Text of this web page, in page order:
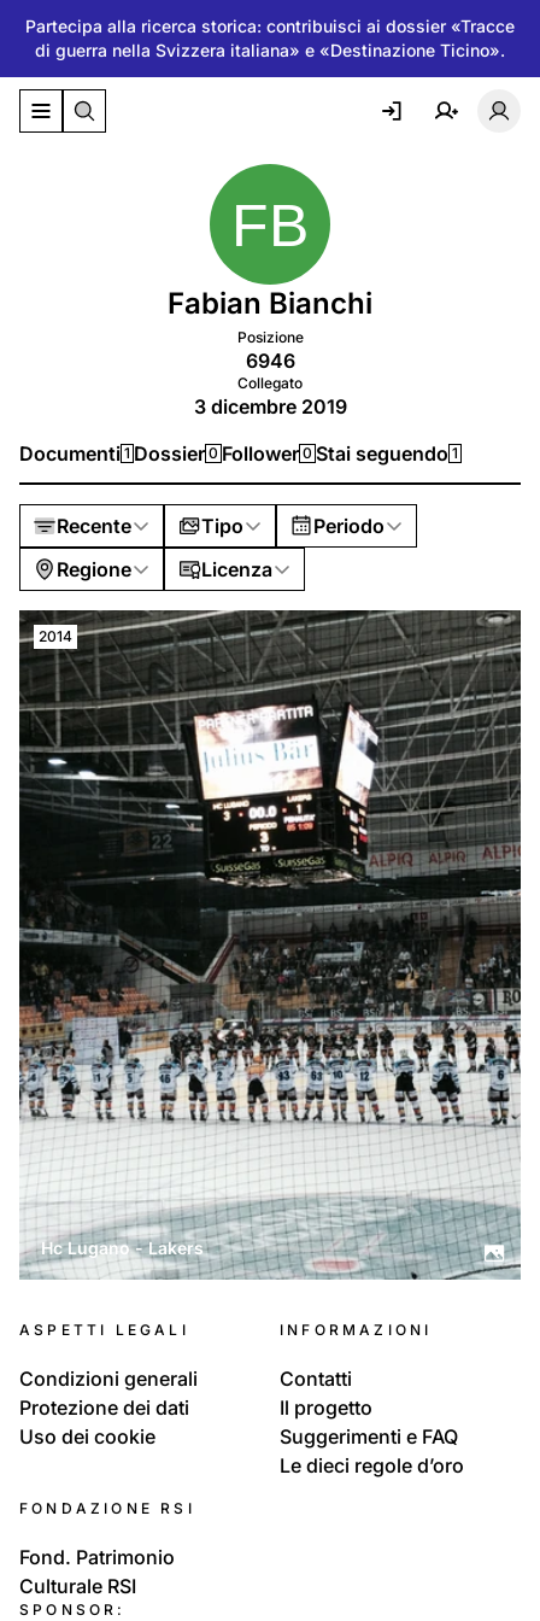
Partecipa alla ricerca storica: contribuisci ai dossier «Tracce
di guerra nella Svizzera italiana» e «Destinazione Ticino».
Attiva/disattiva il menu di navigazione
Fabian Bianchi
Posizione
6946
Collegato
3 dicembre 2019
Documenti 1 Dossier 0 Follower 0 Stai seguendo 1
Recente Tipo
Periodo
Regione
Licenza
2014
Hc Lugano - Lakers
ASPETTI LEGALI
Condizioni generali
Protezione dei dati
Uso dei cookie
INFORMAZIONI
Contatti
Il progetto
Suggerimenti e FAQ
Le dieci regole d’oro
FONDAZIONE RSI
Fond. Patrimonio
Culturale RSI
SPONSOR: